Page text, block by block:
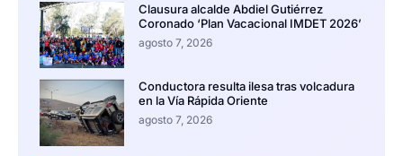
Clausura alcalde Abdiel Gutiérrez
Coronado ‘Plan Vacacional IMDET 2026’
agosto 7, 2026
Conductora resulta ilesa tras volcadura
en la Vía Rápida Oriente
agosto 7, 2026